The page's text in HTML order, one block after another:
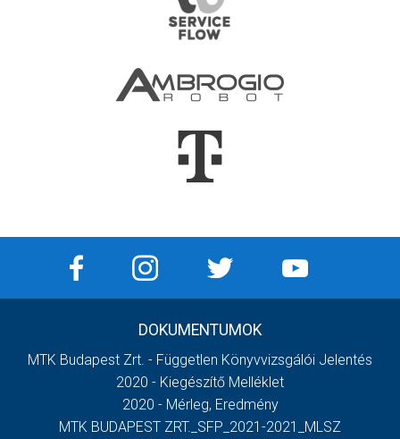
DOKUMENTUMOK
MTK Budapest Zrt. - Független Könyvvizsgálói Jelentés
2020 - Kiegészítő Melléklet
2020 - Mérleg, Eredmény
MTK BUDAPEST ZRT._SFP_2021-2021_MLSZ